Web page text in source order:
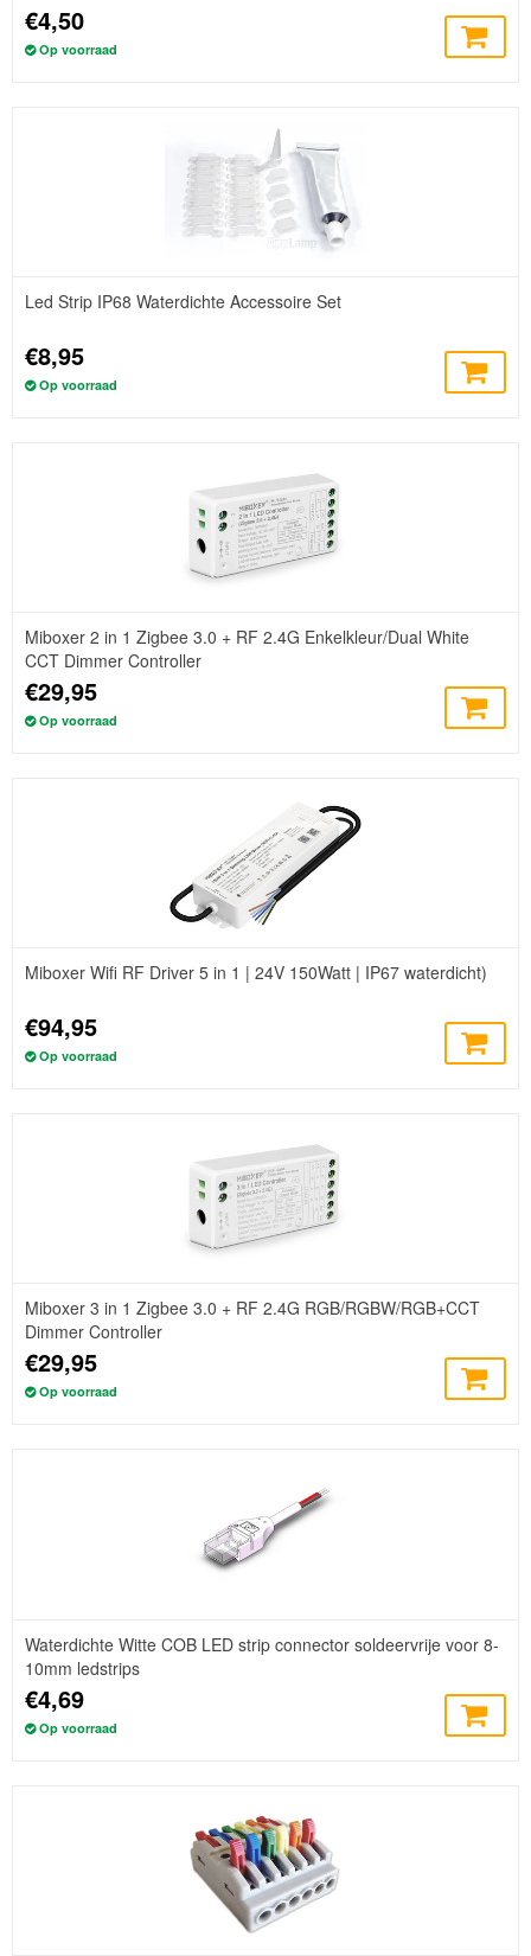
€4,50
Op voorraad
Led Strip IP68 Waterdichte Accessoire Set
€8,95
Op voorraad
Miboxer 2 in 1 Zigbee 3.0 + RF 2.4G Enkelkleur/Dual White
CCT Dimmer Controller
€29,95
Op voorraad
Miboxer Wifi RF Driver 5 in 1 | 24V 150Watt | IP67 waterdicht)
€94,95
Op voorraad
Miboxer 3 in 1 Zigbee 3.0 + RF 2.4G RGB/RGBW/RGB+CCT
Dimmer Controller
€29,95
Op voorraad
Waterdichte Witte COB LED strip connector soldeervrije voor 8-
10mm ledstrips
€4,69
Op voorraad